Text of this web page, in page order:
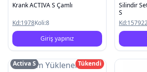
Krank ACTIVA S Çamlı
Kd:1978Koli:8
Giriş yapınız
Silindir
S
Kd:
Resim Yüklenemedi
Activa S
Tükendi